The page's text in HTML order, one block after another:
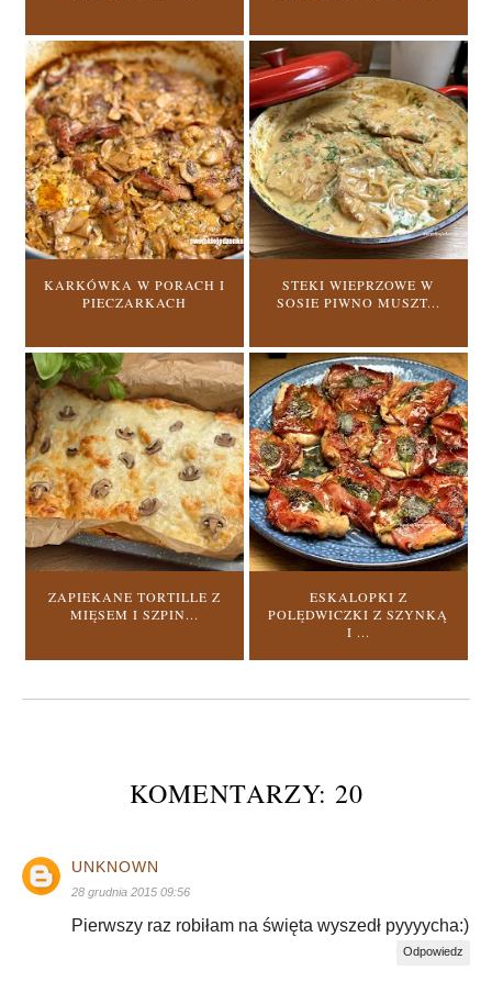
KARKÓWKA W PORACH I
PIECZARKACH
STEKI WIEPRZOWE W
SOSIE PIWNO MUSZT...
ZAPIEKANE TORTILLE Z
MIĘSEM I SZPIN...
ESKALOPKI Z
POLĘDWICZKI Z SZYNKĄ
I ...
KOMENTARZY: 20
UNKNOWN
28 grudnia 2015 09:56
Pierwszy raz robiłam na święta wyszedł pyyyycha:)
Odpowiedz